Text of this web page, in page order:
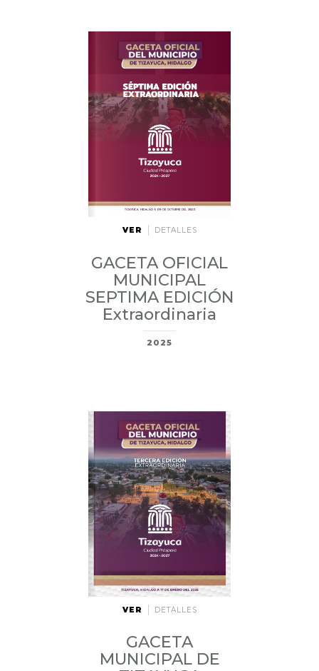
VER DETALLES
GACETA OFICIAL
MUNICIPAL
SEPTIMA EDICIÓN
Extraordinaria
2025
VER DETALLES
GACETA
MUNICIPAL DE